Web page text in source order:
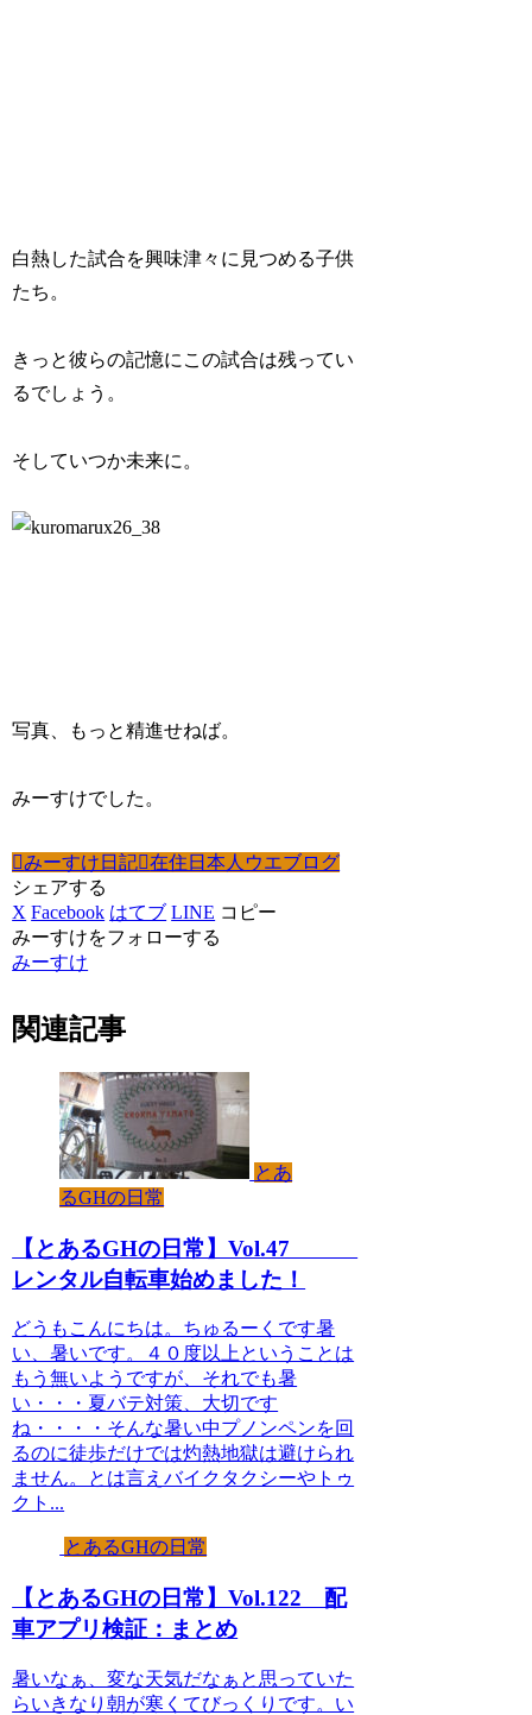
白熱した試合を興味津々に見つめる子供
たち。
きっと彼らの記憶にこの試合は残ってい
るでしょう。
そしていつか未来に。
写真、もっと精進せねば。
みーすけでした。
みーすけ日記 在住日本人ウエブログ
シェアする
X Facebook はてブ LINE コピー
みーすけをフォローする
みーすけ
関連記事
とあ
るGHの日常
【とあるGHの日常】Vol.47
レンタル自転車始めました！
どうもこんにちは。ちゅるーくです暑
い、暑いです。４０度以上ということは
もう無いようですが、それでも暑
い・・・夏バテ対策、大切です
ね・・・・そんな暑い中プノンペンを回
るのに徒歩だけでは灼熱地獄は避けられ
ません。とは言えバイクタクシーやトゥ
クト...
とあるGHの日常
【とあるGHの日常】Vol.122 配
車アプリ検証：まとめ
暑いなぁ、変な天気だなぁと思っていた
らいきなり朝が寒くてびっくりです。い